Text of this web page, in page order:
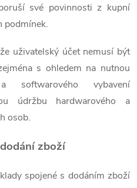
své povinnosti z kupní
podmínek.
uživatelský účet nemusí být
s ohledem na nutnou
softwarového vybavení
údržbu hardwarového a
osob.
zboží
spojené s dodáním zboží